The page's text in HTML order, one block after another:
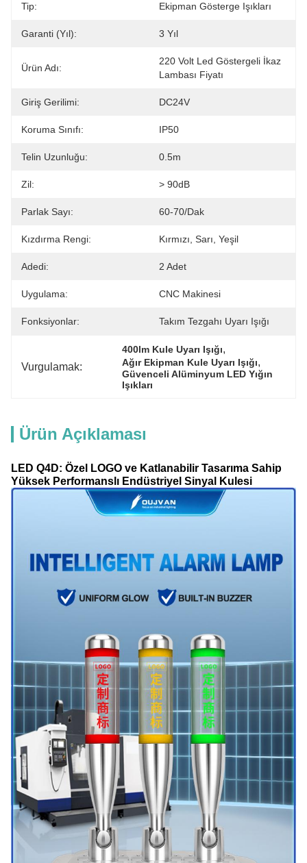
Tip: Ekipman Gösterge Işıkları
Garanti (yıl): 3 Yıl
Ürün Adı:
220 Volt Led Göstergeli İkaz
Lambası Fiyatı
Giriş Gerilimi: DC24V
Koruma Sınıfı: IP50
Telin Uzunluğu: 0.5m
Zil: > 90dB
Parlak Sayı: 60-70/dak
Kızdırma Rengi: Kırmızı, Sarı, Yeşil
Adedi: 2 Adet
Uygulama: CNC Makinesi
Fonksiyonlar: Takım Tezgahı Uyarı Işığı
Vurgulamak:
400lm Kule Uyarı Işığı,
Ağır Ekipman Kule Uyarı Işığı,
Güvenceli Alüminyum LED Yığın
Işıkları
Ürün Açıklaması
LED Q4D: Özel LOGO ve Katlanabilir Tasarıma Sahip
Yüksek Performanslı Endüstriyel Sinyal Kulesi